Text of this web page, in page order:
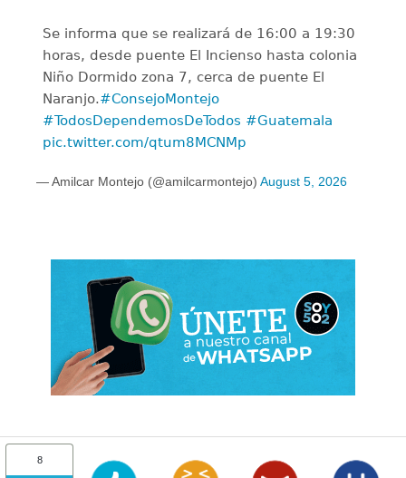
Se informa que se realizará de 16:00 a 19:30
horas, desde puente El Incienso hasta colonia
Niño Dormido zona 7, cerca de puente El
Naranjo.#ConsejoMontejo
#TodosDependemosDeTodos #Guatemala
pic.twitter.com/qtum8MCNMp
— Amilcar Montejo (@amilcarmontejo) August 5, 2026
8